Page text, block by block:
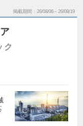
掲載期間 26/08/06～26/08/19
ク